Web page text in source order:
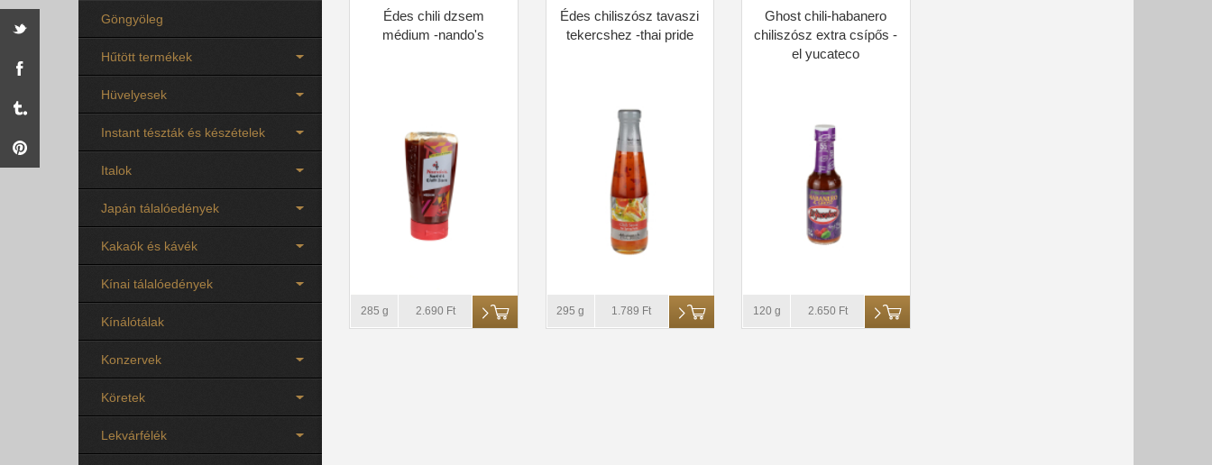
Göngyöleg
Hűtött termékek
Hüvelyesek
Instant tészták és készételek
Italok
Japán tálalóedények
Kakaók és kávék
Kínai tálalóedények
Kínálótálak
Konzervek
Köretek
Lekvárfélék
Édes chili dzsem
médium -nando's
285 g 2.690 Ft
Édes chiliszósz tavaszi
tekercshez -thai pride
295 g 1.789 Ft
Ghost chili-habanero
chiliszósz extra csípős -
el yucateco
120 g 2.650 Ft